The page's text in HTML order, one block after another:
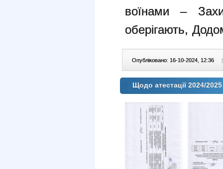
воїнами –
оберігають,
Опубліковано: 16-10-2024, 12:36 |
Щодо атестації 2024/2025